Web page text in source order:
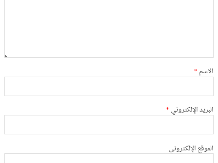
الاسم *
البريد الإلكتروني *
الموقع الإلكتروني